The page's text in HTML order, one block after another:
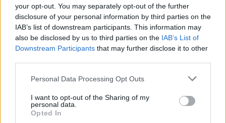
your opt-out. You may separately opt-out of the further
disclosure of your personal information by third parties on the
IAB’s list of downstream participants. This information may
also be disclosed by us to third parties on the IAB’s List of
Downstream Participants that may further disclose it to other
Please note that this website/app uses one or more Google
not limited to your visit or usage behaviour. You may click to
grant or deny consent to Google and its third-party tags to
use your data for below specified purposes in below Google
Personal Data Processing Opt Outs
I want to opt-out of the Sharing of my
personal data.
Opted In
Kövess minket, és értesülj a friss hírekről a
Facebookon is!